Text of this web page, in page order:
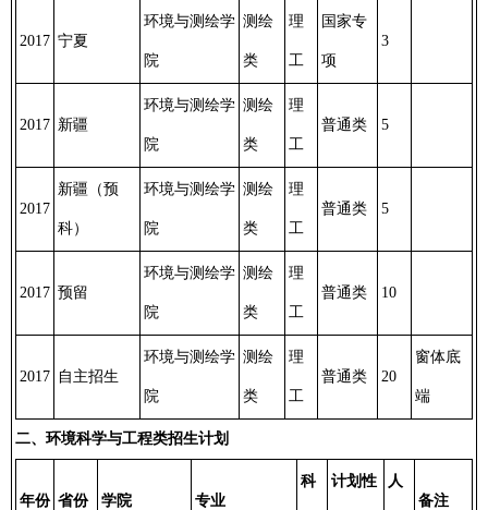
2017 宁夏
环境与测绘学
院
测绘
类
理
工
国家专
项
3
2017 新疆
环境与测绘学
院
测绘
类
理
工
普通类 5
2017
新疆（预
科）
环境与测绘学
院
测绘
类
理
工
普通类 5
2017 预留
环境与测绘学
院
测绘
类
理
工
普通类 10
2017 自主招生
环境与测绘学
院
测绘
类
理
工
普通类 20
窗体底
端
二、环境科学与工程类招生计划
年份 省份 学院 专业
科 计划性 人
备注